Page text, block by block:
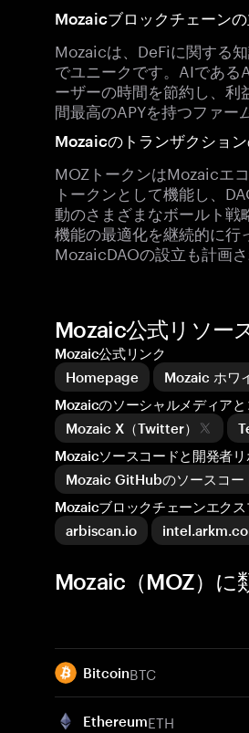
Mozaicブロックチェーン
Mozaicは、DeFiに関する
でユニークです。AIであ
ーザーの時間を節約し、
間最高のAPYを持つファー
Mozaicのトランザクショ
MOZトークンはMozaicエ
トークンとして機能し、
動のさまざまなボールト戦
機能の最適化を継続的に行
MozaicDAOの設立も計画さ
Mozaic公式リソー
Mozaic公式リンク
Homepage
Mozaic ホワ
Mozaicのソーシャルメディアと
Mozaic X（Twitter）
Mozaicソースコードと開発者リ
Mozaic GitHubのソースコー
Mozaicブロックチェーンエク
arbiscan.io
Mozaic（MOZ）に
BitcoinBTC
EthereumETH